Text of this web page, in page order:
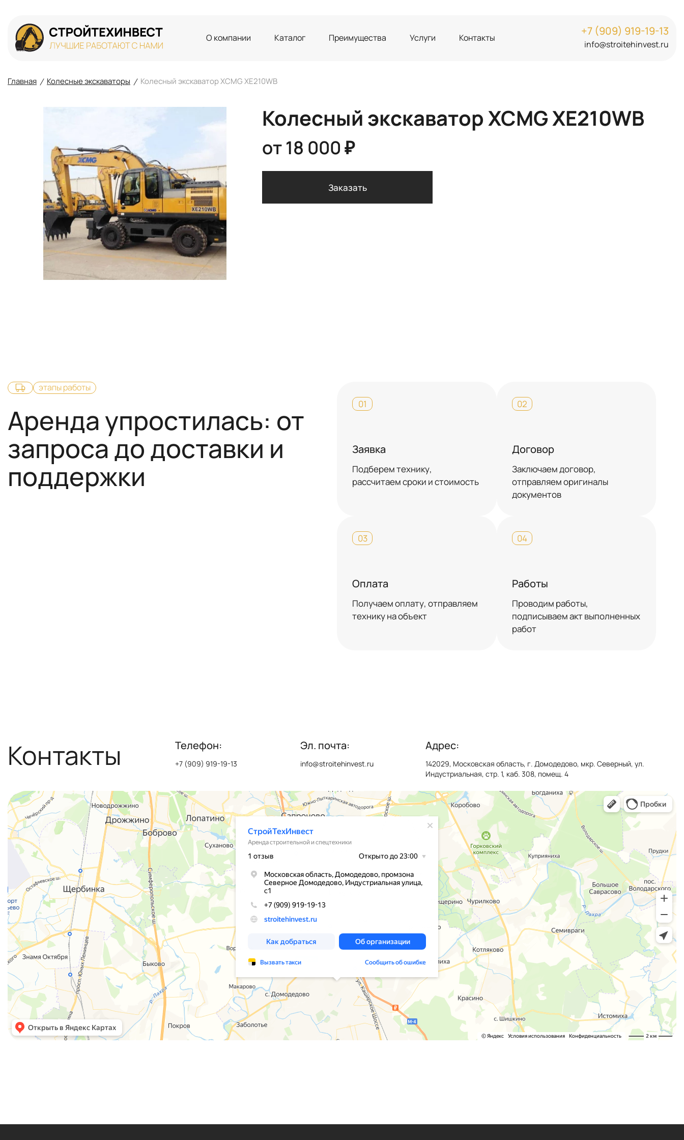
О компании Каталог Преимущества Услуги Контакты +7 (909) 919-19-13
info@stroitehinvest.ru
Главная Колесные экскаваторы Колесный экскаватор XCMG XE210WB
Колесный экскаватор XCMG XE210WB
от18 000 ₽
Заказать
этапы работы
Аренда упростилась: от
запроса до доставки и
поддержки
01
Заявка
Подберем технику,
рассчитаем сроки и стоимость
02
Договор
Заключаем договор,
отправляем оригиналы
документов
03
Оплата
Получаем оплату, отправляем
технику на объект
04
Работы
Проводим работы,
подписываем акт выполненных
работ
Контакты Телефон:
+7 (909) 919-19-13
Эл. почта:
info@stroitehinvest.ru
Адрес:
142029, Московская область, г. Домодедово, мкр. Северный, ул.
Индустриальная, стр. 1, каб. 308, помещ. 4